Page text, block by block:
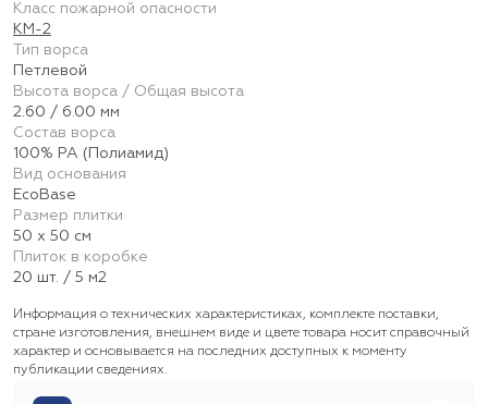
Класс пожарной опасности
КМ-2
Тип ворса
Петлевой
Высота ворса / Общая высота
2.60 / 6.00 мм
Состав ворса
100% PA (Полиамид)
Вид основания
EcoBase
Размер плитки
50 х 50 см
Плиток в коробке
20 шт. / 5 м2
Информация о технических характеристиках, комплекте поставки,
стране изготовления, внешнем виде и цвете товара носит справочный
характер и основывается на последних доступных к моменту
публикации сведениях.